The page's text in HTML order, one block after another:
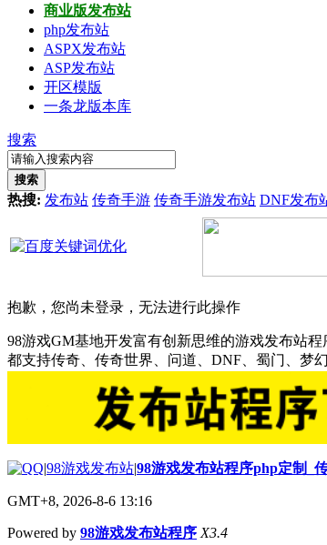
商业版发布站
php发布站
ASPX发布站
ASP发布站
开区模版
一条龙版本库
搜索
搜索
热搜: 发布站 传奇手游 传奇手游发布站 DNF发布
抱歉，您尚未登录，无法进行此操作
98游戏GM基地开发富有创新思维的游戏发布站
都支持传奇、传奇世界、问道、DNF、蜀门、梦
|98游戏发布站|98游戏发布站程序php定制_
GMT+8, 2026-8-6 13:16
Powered by 98游戏发布站程序 X3.4